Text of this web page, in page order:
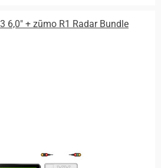
6,0″ + zūmo R1 Radar Bundle